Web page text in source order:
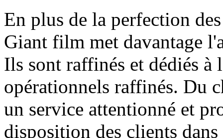
En plus de la perfection
Giant film met davantage
Ils sont raffinés et dédiés à
opérationnels raffinés. Du
un service attentionné et
disposition des clients